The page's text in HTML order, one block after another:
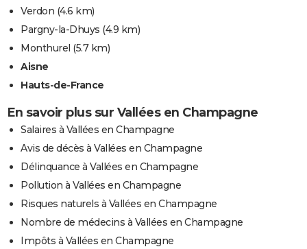
Verdon (4.6 km)
Pargny-la-Dhuys (4.9 km)
Monthurel (5.7 km)
Aisne
Hauts-de-France
En savoir plus sur Vallées en Champagne
Salaires à Vallées en Champagne
Avis de décès à Vallées en Champagne
Délinquance à Vallées en Champagne
Pollution à Vallées en Champagne
Risques naturels à Vallées en Champagne
Nombre de médecins à Vallées en Champagne
Impôts à Vallées en Champagne